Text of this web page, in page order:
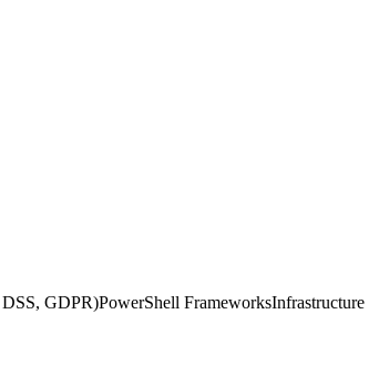
GDPR)PowerShell FrameworksInfrastructure